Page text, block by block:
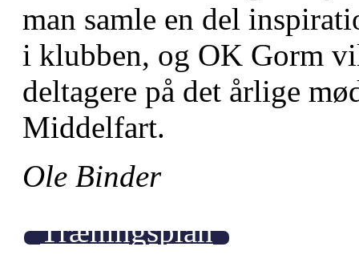
man samle en del
i klubben, og OK Gorm
deltagere på det årlige
Middelfart.
Ole Binder
Træningsplan